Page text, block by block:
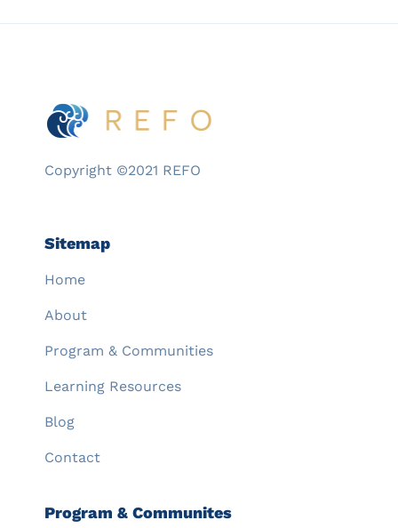
Copyright ©2021 REFO
Sitemap
Home
About
Program & Communities
Learning Resources
Blog
Contact
Program & Communites